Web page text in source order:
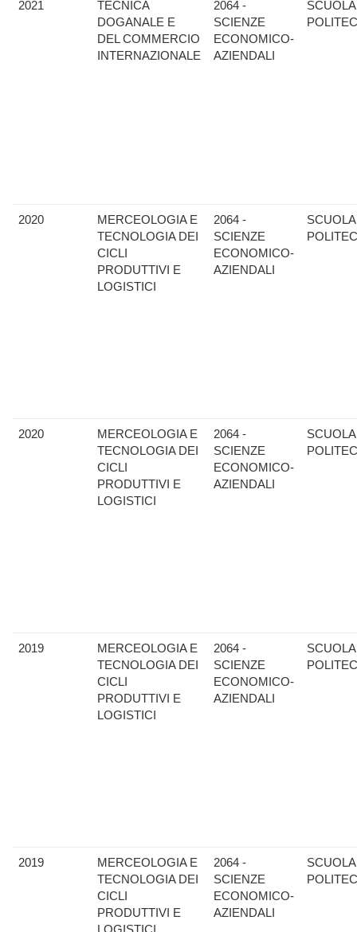
2021
TECNICA
DOGANALE E
DEL COMMERCIO
INTERNAZIONALE
2064 -
SCIENZE
ECONOMICO-
AZIENDALI
SCUOLA
2020
MERCEOLOGIA E
TECNOLOGIA DEI
CICLI
PRODUTTIVI E
LOGISTICI
2064 -
SCIENZE
ECONOMICO-
AZIENDALI
SCUOLA
2020
MERCEOLOGIA E
TECNOLOGIA DEI
CICLI
PRODUTTIVI E
LOGISTICI
2064 -
SCIENZE
ECONOMICO-
AZIENDALI
SCUOLA
2019
MERCEOLOGIA E
TECNOLOGIA DEI
CICLI
PRODUTTIVI E
LOGISTICI
2064 -
SCIENZE
ECONOMICO-
AZIENDALI
SCUOLA
2019
MERCEOLOGIA E
TECNOLOGIA DEI
CICLI
PRODUTTIVI E
2064 -
SCIENZE
ECONOMICO-
AZIENDALI
SCUOLA